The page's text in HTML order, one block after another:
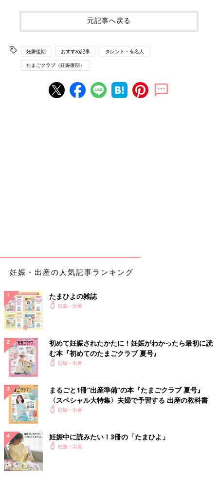
元記事へ戻る
妊娠後期 おすすめ記事 タレント・有名人
たまごクラブ（妊娠後期）
妊娠・出産の人気記事ランキング
たまひよの雑誌
妊娠・出産
初めて妊娠されたかたに！妊娠がわかったら最初に読
む本『初めてのたまごクラブ 夏号』
妊娠・出産
まるごと1冊“出産準備”の本『たまごクラブ 夏号』
〈スペシャル大特集〉夫婦で予習する 出産の教科書
妊娠・出産
妊娠中に読みたい！3冊の「たまひよ」
妊娠・出産